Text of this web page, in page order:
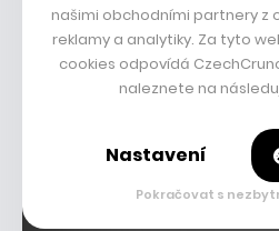
nadčasové.
našimi obchodními partnery z
reklamy a analytiky. Za tyto
cookies odpovídá
naleznete na
Nastavení
Pokračovat s